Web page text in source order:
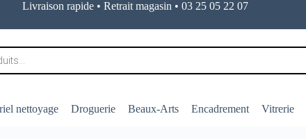
Livraison rapide • Retrait magasin • 03 25 05 22 07
nettoyage Droguerie Beaux-Arts Encadrement Vitrerie